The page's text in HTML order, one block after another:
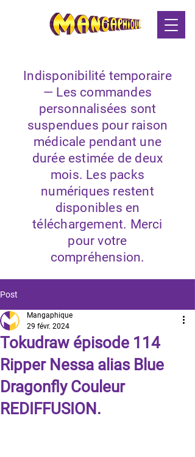
Indisponibilité temporaire
— Les commandes
personnalisées sont
suspendues pour raison
médicale pendant une
durée estimée de deux
mois. Les packs
numériques restent
disponibles en
téléchargement. Merci
pour votre
compréhension.
Post
Tokudraw épisode 114
Ripper Nessa alias Blue
Dragonfly Couleur
REDIFFUSION.
Mangaphique
29 févr. 2024